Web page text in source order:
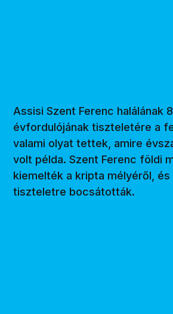
Assisi Szent Ferenc halálának
évfordulójának tiszteletére a
valami olyat tettek, amire
volt példa. Szent Ferenc földi
kiemelték a kripta mélyéről, és
tiszteletre bocsátották.